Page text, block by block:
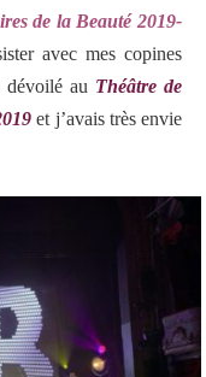
de la Beauté 2019-
avec mes copines
dévoilé au Théâtre de
et j’avais très envie